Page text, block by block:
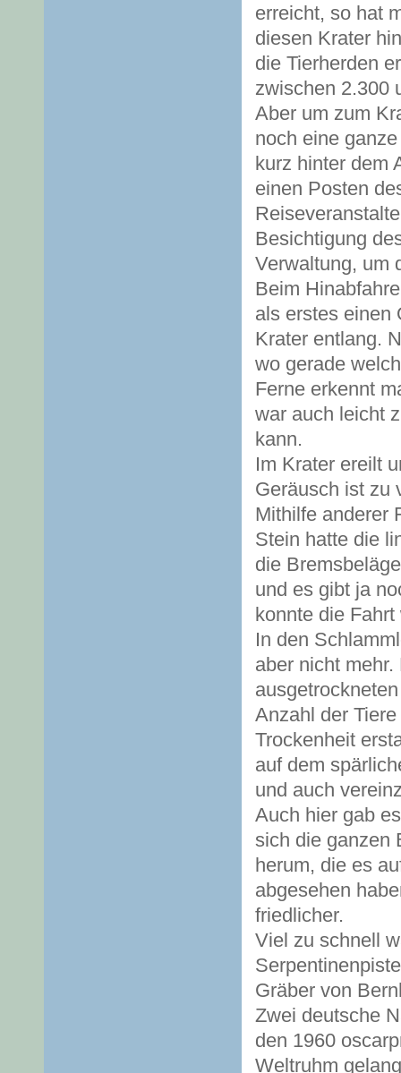
erreicht, so hat
diesen Krater
die Tierherden
zwischen 2.300
Aber um zum
noch eine
kurz hinter dem
einen Posten
Besichtigung
Verwaltung, um
Beim
als erstes einen
Krater entlang.
wo gerade
Ferne erkennt
war auch leicht
kann.
Im Krater ereilt
Geräusch ist zu
Mithilfe anderer
Stein hatte die
die
und es gibt ja
konnte die
In den
aber nicht
Anzahl der
Trockenheit
auf dem
und auch
Auch hier gab
sich die ganzen
herum, die es
abgesehen
friedlicher.
Viel zu schnell
Gräber von
Zwei deutsche
den 1960
Weltruhm